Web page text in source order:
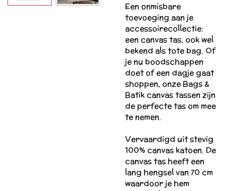
Een onmisbare
toevoeging aan je
accessoirecollectie:
een canvas tas, ook wel
bekend als tote bag. Of
je nu boodschappen
doet of een dagje gaat
shoppen, onze Bags &
Batik canvas tassen zijn
de perfecte tas om mee
te nemen.
Vervaardigd uit stevig
100% canvas katoen. De
canvas tas heeft een
lang hengsel van 70 cm
waardoor je hem